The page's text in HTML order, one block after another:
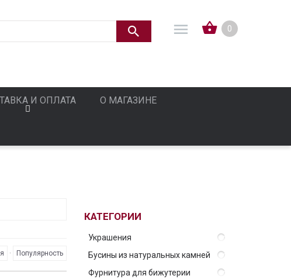
0
И ОПЛАТА О МАГАЗИНЕ
КАТЕГОРИИ
Украшения
Бусины из натуральных камней
Фурнитура для бижутерии
· Популярность